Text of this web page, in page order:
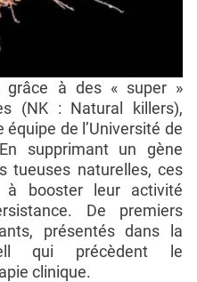
grâce à des « super »
(NK : Natural killers),
de l’Université de
supprimant un gène
tueuses naturelles, ces
à booster leur activité
De premiers
présentés dans la
qui précèdent le
clinique.